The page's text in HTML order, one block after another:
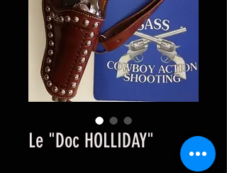
Le "Doc HOLLIDAY"